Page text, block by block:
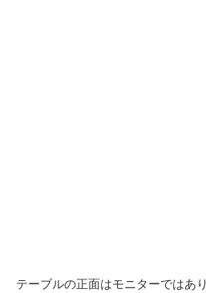
テーブルの正面はモニターではあ